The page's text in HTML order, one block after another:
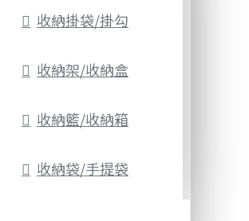
收納掛袋/掛勾
收納架/收納盒
收納籃/收納箱
收納袋/手提袋